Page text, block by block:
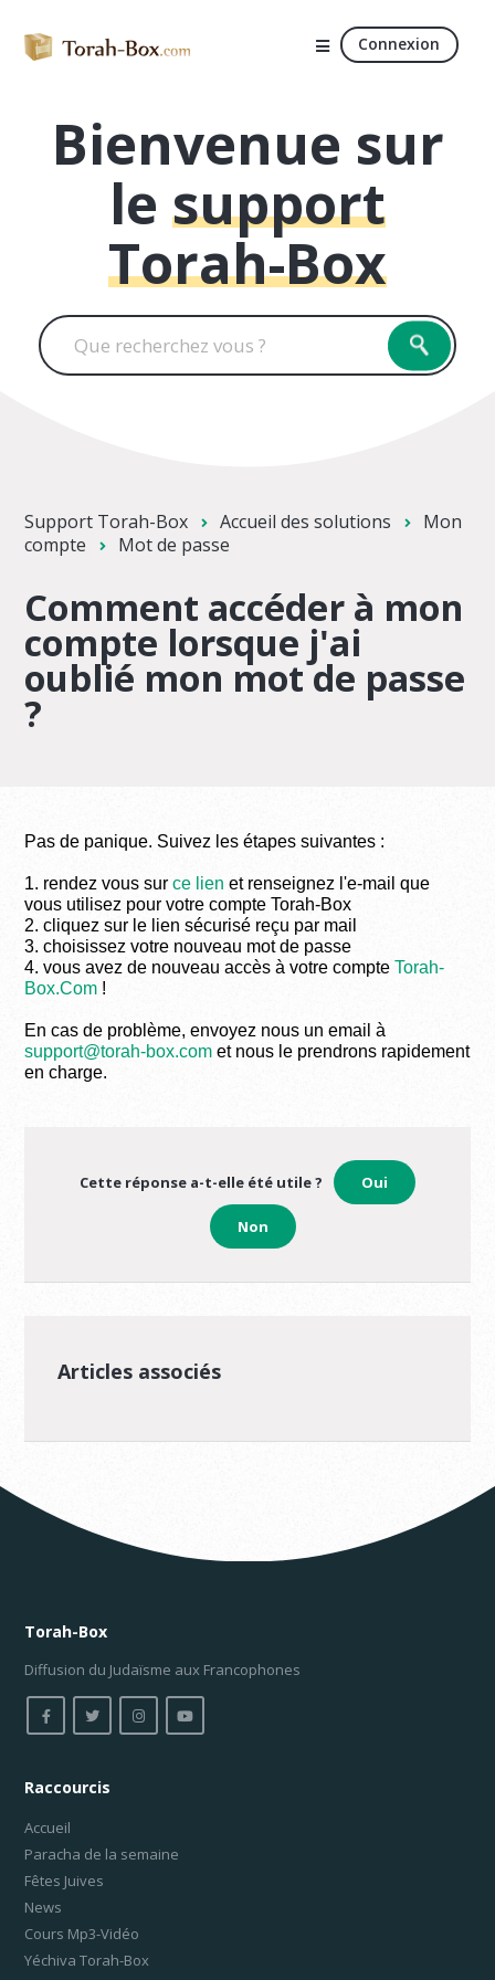
Connexion
Bienvenue sur
le support
Torah-Box
Support Torah-Box Accueil des solutions
Mon
compte
Mot de passe
Comment accéder à mon
compte lorsque j'ai
oublié mon mot de passe
?
Pas de panique. Suivez les étapes suivantes :
1. rendez vous surce lien et renseignez l'e-mail que
vous utilisez pour votre compte Torah-Box
2. cliquez sur le lien sécurisé reçu par mail
3. choisissez votre nouveau mot de passe
4. vous avez de nouveau accès à votre compteTorah-
Box.Com !
En cas de problème, envoyez nous un email à
support@torah-box.com et nous le prendrons rapidement
en charge.
Cette réponse a-t-elle été utile ? Oui
Non
Articles associés
Torah-Box
Diffusion du Judaïsme aux Francophones
Raccourcis
Accueil
Paracha de la semaine
Fêtes Juives
News
Cours Mp3-Vidéo
Yéchiva Torah-Box